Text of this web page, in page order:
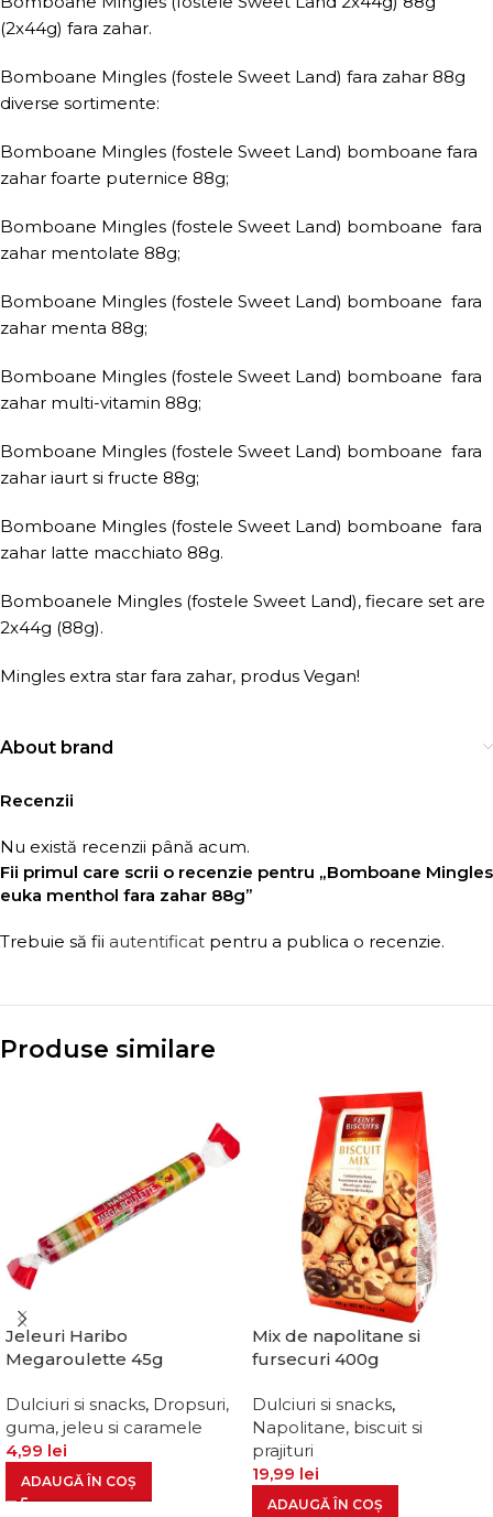
(2x44g) fara zahar.
Bomboane Mingles (fostele Sweet Land) fara zahar 88g
diverse sortimente:
Bomboane Mingles (fostele Sweet Land) bomboane fara
zahar foarte puternice 88g;
Bomboane Mingles (fostele Sweet Land) bomboane fara
zahar mentolate 88g;
Bomboane Mingles (fostele Sweet Land) bomboane fara
zahar menta 88g;
Bomboane Mingles (fostele Sweet Land) bomboane fara
zahar multi-vitamin 88g;
Bomboane Mingles (fostele Sweet Land) bomboane fara
zahar iaurt si fructe 88g;
Bomboane Mingles (fostele Sweet Land) bomboane fara
zahar latte macchiato 88g.
Bomboanele Mingles (fostele Sweet Land), fiecare set are
2x44g (88g).
Mingles extra star fara zahar, produs Vegan!
About brand
Recenzii
Nu există recenzii până acum.
Fii primul care scrii o recenzie pentru „Bomboane Mingles
euka menthol fara zahar 88g”
Trebuie să fii autentificat pentru a publica o recenzie.
Produse similare
Jeleuri Haribo
Megaroulette 45g
Dulciuri si snacks, Dropsuri,
guma, jeleu si caramele
4,99 lei
ADAUGĂ ÎN COȘ
Mix de napolitane si
fursecuri 400g
Dulciuri si snacks,
Napolitane, biscuit si
prajituri
19,99 lei
ADAUGĂ ÎN COȘ